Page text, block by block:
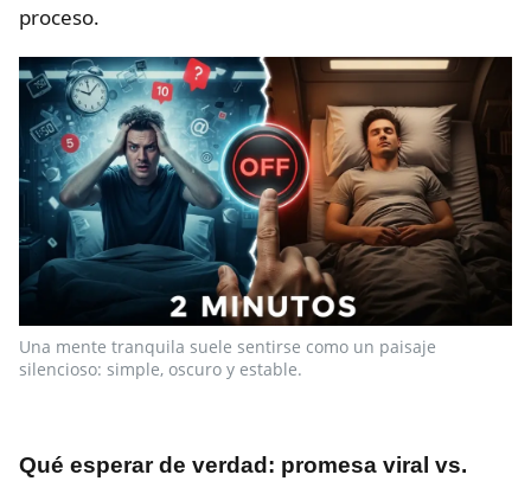
proceso.
Una mente tranquila suele sentirse como un paisaje
silencioso: simple, oscuro y estable.
Qué esperar de verdad: promesa viral vs.